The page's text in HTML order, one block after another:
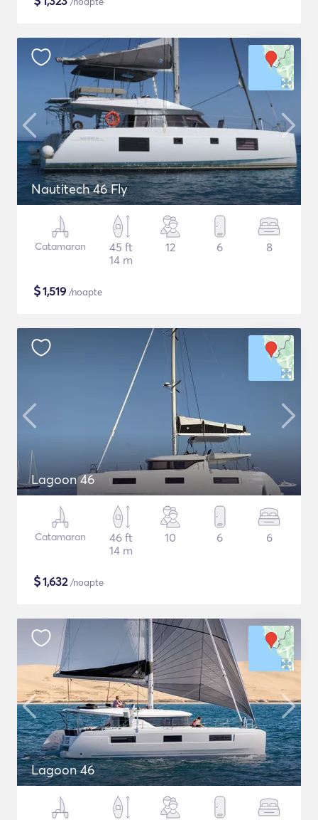
Nautitech 46 Fly
Catamaran
45 ft
14 m
12 6 8
$1,519 /noapte
Lagoon 46
Catamaran
46 ft
14 m
10 6 6
$1,632/noapte
Lagoon 46